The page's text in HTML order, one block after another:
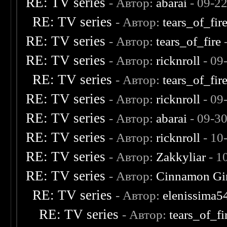
- Автор: abarai - 09-
RE: TV series - Автор:
RE: TV series - Автор:tears_of_fire
RE: TV series - Автор:ricknroll -
RE: TV series - Автор:
RE: TV series - Автор:ricknroll -
RE: TV series - Автор: abarai - 09-
RE: TV series - Автор:ricknroll -
RE: TV series - Автор: Zakkyliar-
RE: TV series - Автор: Cinnamon
RE: TV series - Автор:
RE: TV series - Автор: